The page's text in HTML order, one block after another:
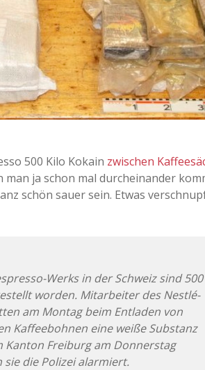
500 Kilo Kokain zwischen
man ja schon mal durcheinander
schön sauer sein. Etwas
Werks in der Schweiz sind 500
worden. Mitarbeiter des Nestlé-
am Montag beim Entladen von
Kaffeebohnen eine weiße Substanz
Kanton Freiburg am Donnerstag
die Polizei alarmiert.